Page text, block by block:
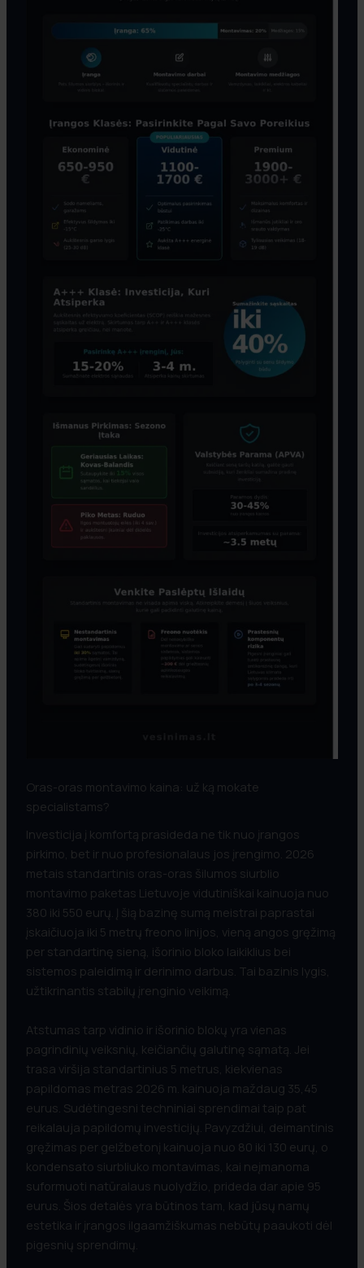
Oras-oras montavimo kaina: už ką mokate
specialistams?
Investicija į komfortą prasideda ne tik nuo įrangos
pirkimo, bet ir nuo profesionalaus jos įrengimo. 2026
metais standartinis oras-oras šilumos siurblio
montavimo paketas Lietuvoje vidutiniškai kainuoja nuo
380 iki 550 eurų. Į šią bazinę sumą meistrai paprastai
įskaičiuoja iki 5 metrų freono linijos, vieną angos gręžimą
per standartinę sieną, išorinio bloko laikiklius bei
sistemos paleidimą ir derinimo darbus. Tai bazinis lygis,
užtikrinantis stabilų įrenginio veikimą.
Atstumas tarp vidinio ir išorinio blokų yra vienas
pagrindinių veiksnių, keičiančių galutinę sąmatą. Jei
trasa viršija standartinius 5 metrus, kiekvienas
papildomas metras 2026 m. kainuoja maždaug 35,45
eurus. Sudėtingesni techniniai sprendimai taip pat
reikalauja papildomų investicijų. Pavyzdžiui, deimantinis
gręžimas per gelžbetonį kainuoja nuo 80 iki 130 eurų, o
kondensato siurbliuko montavimas, kai neįmanoma
suformuoti natūralaus nuolydžio, prideda dar apie 95
eurus. Šios detalės yra būtinos tam, kad jūsų namų
estetika ir įrangos ilgaamžiškumas nebūtų paaukoti dėl
pigesnių sprendimų.